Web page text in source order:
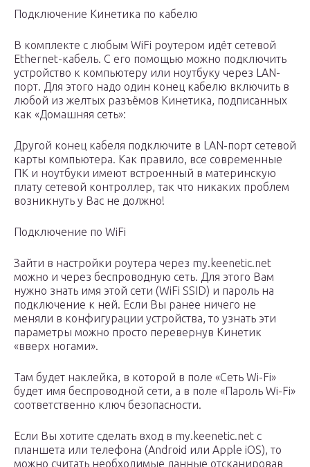
Подключение Кинетика по кабелю
В комплекте с любым WiFi роутером идёт сетевой
Ethernet-кабель. С его помощью можно подключить
устройство к компьютеру или ноутбуку через LAN-
порт. Для этого надо один конец кабелю включить в
любой из желтых разъёмов Кинетика, подписанных
как «Домашняя сеть»:
Другой конец кабеля подключите в LAN-порт сетевой
карты компьютера. Как правило, все современные
ПК и ноутбуки имеют встроенный в материнскую
плату сетевой контроллер, так что никаких проблем
возникнуть у Вас не должно!
Подключение по WiFi
Зайти в настройки роутера через my.keenetic.net
можно и через беспроводную сеть. Для этого Вам
нужно знать имя этой сети (WiFi SSID) и пароль на
подключение к ней. Если Вы ранее ничего не
меняли в конфигурации устройства, то узнать эти
параметры можно просто перевернув Кинетик
«вверх ногами».
Там будет наклейка, в которой в поле «Сеть Wi-Fi»
будет имя беспроводной сети, а в поле «Пароль Wi-Fi»
соответственно ключ безопасности.
Если Вы хотите сделать вход в my.keenetic.net с
планшета или телефона (Android или Apple iOS), то
можно считать необходимые данные отсканировав